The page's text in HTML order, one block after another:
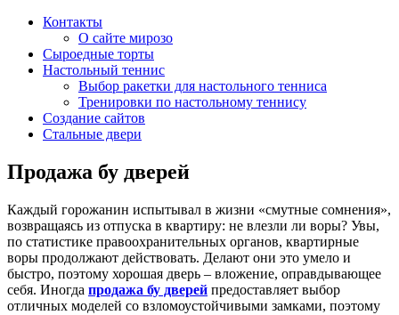
Контакты
О сайте мирозо
Сыроедные торты
Настольный теннис
Выбор ракетки для настольного тенниса
Тренировки по настольному теннису
Создание сайтов
Стальные двери
Продажа бу дверей
Каждый горожанин испытывал в жизни «смутные сомнения»,
возвращаясь из отпуска в квартиру: не влезли ли воры? Увы,
по статистике правоохранительных органов, квартирные
воры продолжают действовать. Делают они это умело и
быстро, поэтому хорошая дверь – вложение, оправдывающее
себя. Иногда продажа бу дверей предоставляет выбор
отличных моделей со взломоустойчивыми замками, поэтому